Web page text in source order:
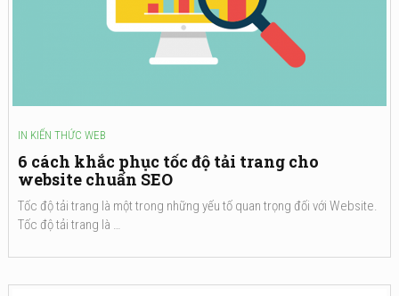
IN KIẾN THỨC WEB
6 cách khắc phục tốc độ tải trang cho
website chuẩn SEO
Tốc độ tải trang là một trong những yếu tố quan trọng đối với Website.
Tốc độ tải trang là …